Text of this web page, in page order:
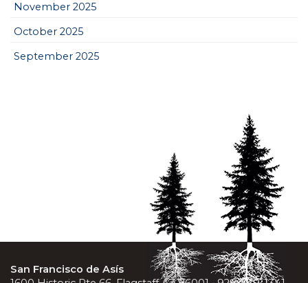
November 2025
October 2025
September 2025
San Francisco de Asís